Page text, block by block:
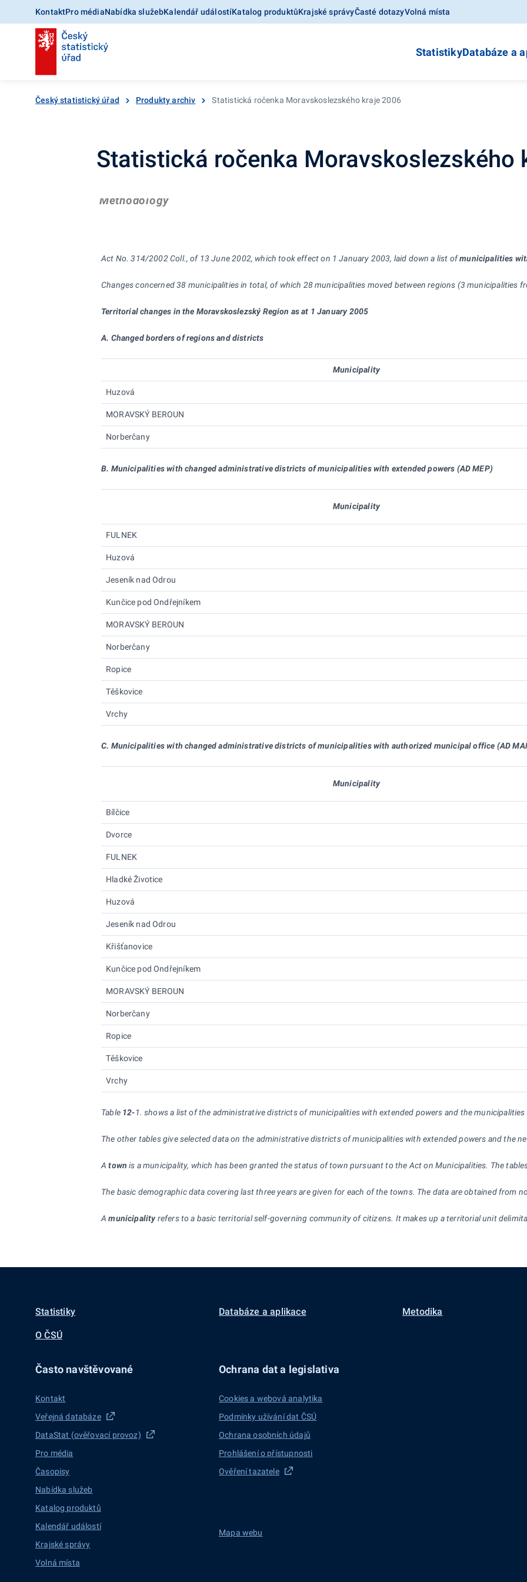
KontaktPro médiaNabídka služebKalendář událostíKatalog produktůKrajské správyČasté dotazyVolná místa
StatistikyDatabáze a
Český statistický úřad Produkty archiv Statistická ročenka Moravskoslezského kraje 2006
Statistická ročenka Moravskoslezského
Methodology
Act No. 314/2002 Coll., of 13 June2002, which took effect on 1 January 2003, laid down a list ofmunicipalities
Changes concerned 38 municipalities in total, of which 28 municipalities moved between regions (3 municipalities
Territorial changes in the Moravskoslezský Region as at 1 January 2005
A. Changed borders of regions and districts
Municipality
Huzová
MORAVSKÝ BEROUN
Norberčany
B. Municipalities with changed administrative districts of municipalities with extended powers (AD MEP)
Municipality
FULNEK
Huzová
Jeseník nad Odrou
Kunčice pod Ondřejníkem
MORAVSKÝ BEROUN
Norberčany
Ropice
Těškovice
Vrchy
C. Municipalities with changed administrative districts of municipalities with authorized municipal office (AD
Municipality
Bílčice
Dvorce
FULNEK
Hladké Životice
Huzová
Jeseník nad Odrou
Křišťanovice
Kunčice pod Ondřejníkem
MORAVSKÝ BEROUN
Norberčany
Ropice
Těškovice
Vrchy
Table 12-1. shows a list of the administrative districts of municipalities with extended powers and the
The other tables give selected data on the administrative districts of municipalities with extended powers and the
Atown is a municipality, which has been granted the status of town pursuant to the Act on Municipalities. The
The basic demographic data covering last three years are given for each of the towns. The data are obtained
Amunicipalityrefers to a basic territorial self-governing community of citizens. It makes up a territorial unit
Statistiky Databáze a aplikace Metodika
O ČSÚ
Často navštěvované
Kontakt
Veřejná databáze
DataStat (ověřovací provoz)
Pro média
Časopisy
Nabídka služeb
Katalog produktů
Kalendář událostí
Krajské správy
Volná místa
Ochrana dat a legislativa
Cookies a webová analytika
Podmínky užívání dat ČSÚ
Ochrana osobních údajů
Prohlášení o přístupnosti
Ověření tazatele
Mapa webu